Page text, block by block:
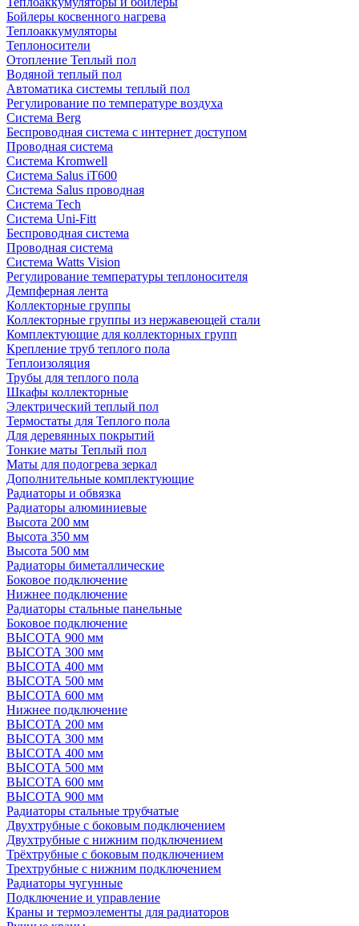
Бойлеры косвенного нагрева
Теплоаккумуляторы
Теплоносители
Отопление Теплый пол
Водяной теплый пол
Автоматика системы теплый пол
Регулирование по температуре воздуха
Система Berg
Беспроводная система с интернет доступом
Проводная система
Система Kromwell
Система Salus iT600
Система Salus проводная
Система Tech
Система Uni-Fitt
Беспроводная система
Проводная система
Система Watts Vision
Регулирование температуры теплоносителя
Демпферная лента
Коллекторные группы
Коллекторные группы из нержавеющей стали
Комплектующие для коллекторных групп
Крепление труб теплого пола
Теплоизоляция
Трубы для теплого пола
Шкафы коллекторные
Электрический теплый пол
Термостаты для Теплого пола
Для деревянных покрытий
Тонкие маты Теплый пол
Маты для подогрева зеркал
Дополнительные комплектующие
Радиаторы и обвязка
Радиаторы алюминиевые
Высота 200 мм
Высота 350 мм
Высота 500 мм
Радиаторы биметаллические
Боковое подключение
Нижнее подключение
Радиаторы стальные панельные
Боковое подключение
ВЫСОТА 900 мм
ВЫСОТА 300 мм
ВЫСОТА 400 мм
ВЫСОТА 500 мм
ВЫСОТА 600 мм
Нижнее подключение
ВЫСОТА 200 мм
ВЫСОТА 300 мм
ВЫСОТА 400 мм
ВЫСОТА 500 мм
ВЫСОТА 600 мм
ВЫСОТА 900 мм
Радиаторы стальные трубчатые
Двухтрубные с боковым подключением
Двухтрубные с нижним подключением
Трёхтрубные с боковым подключением
Трехтрубные с нижним подключением
Радиаторы чугунные
Подключение и управление
Краны и термоэлементы для радиаторов